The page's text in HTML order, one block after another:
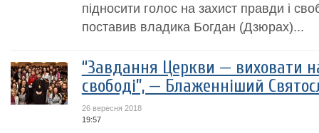
підносити голос на захист правди і
поставив владика Богдан (Дзюрах)...
“Завдання Церкви — виховати
свободі”, — Блаженніший
26 вересня 2018
19:57